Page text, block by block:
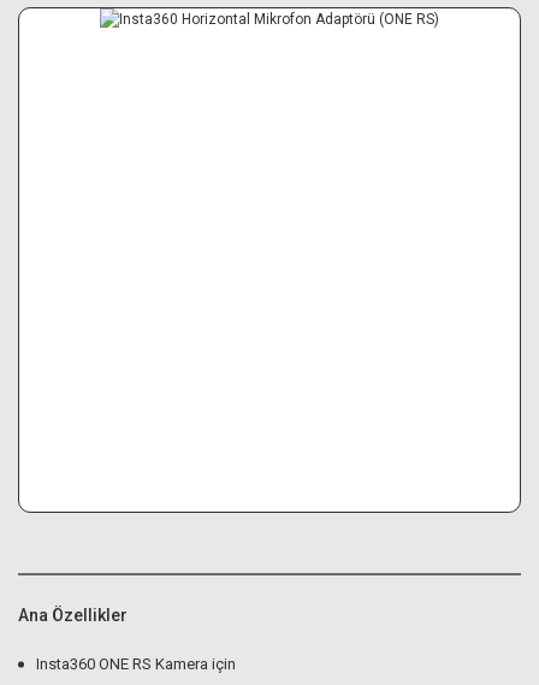
Ana Özellikler
Insta360 ONE RS Kamera için